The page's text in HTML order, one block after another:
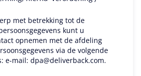
met betrekking tot de
kunt u
opnemen met de afdeling
via de volgende
e-mail: dpa@deliverback.com.